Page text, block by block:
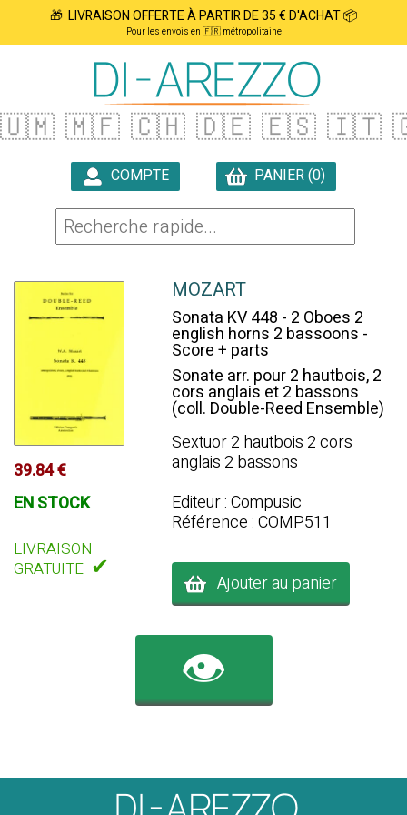
🎁 LIVRAISON OFFERTE À PARTIR DE 35 € D'ACHAT 📦
Pour les envois en 🇫🇷 métropolitaine
🇺🇲 🇲🇫 🇨🇭 🇩🇪 🇪🇸 🇮🇹
COMPTE
PANIER (0)
39.84 €
EN STOCK
LIVRAISON
GRATUITE ✔
MOZART
Sonata KV 448 - 2 Oboes 2
english horns 2 bassoons -
Score + parts
Sonate arr. pour 2 hautbois, 2
cors anglais et 2 bassons
(coll. Double-Reed Ensemble)
Sextuor 2 hautbois 2 cors
anglais 2 bassons
Editeur : Compusic
Référence : COMP511
Ajouter au panier
👁️